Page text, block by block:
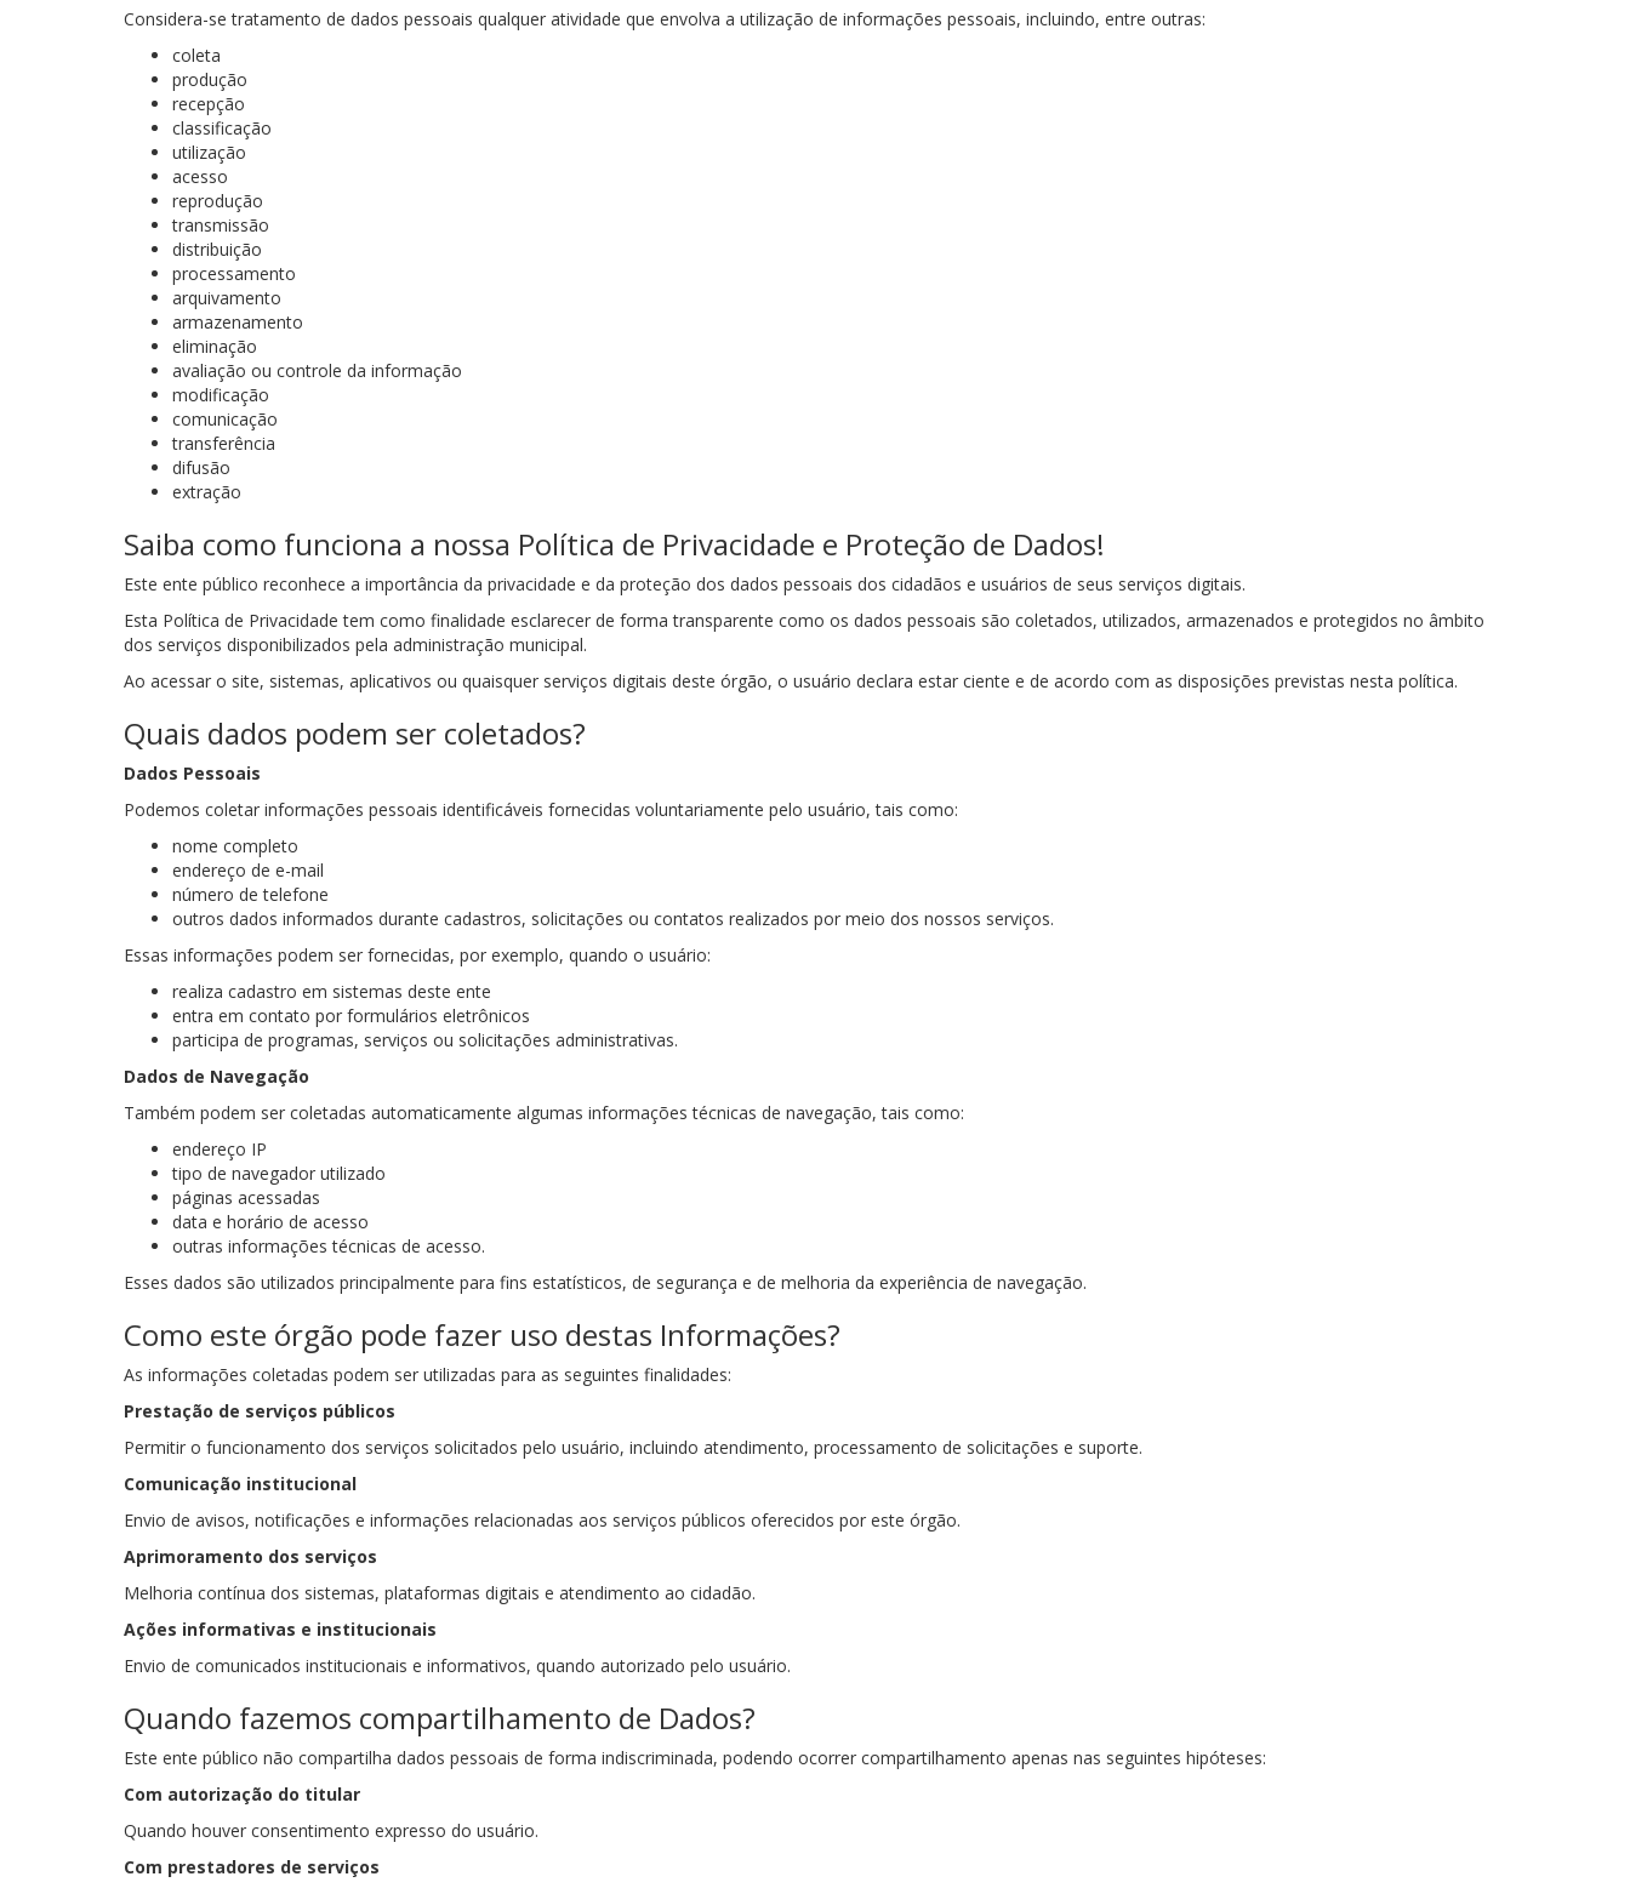
Considera-se tratamento de dados pessoais qualquer atividade que envolva a utilização de informações pessoais, incluindo, entre outras:
coleta
produção
recepção
classificação
utilização
acesso
reprodução
transmissão
distribuição
processamento
arquivamento
armazenamento
eliminação
avaliação ou controle da informação
modificação
comunicação
transferência
difusão
extração
Saiba como funciona a nossa Política de Privacidade e Proteção de Dados!
Este ente público reconhece a importância da privacidade e da proteção dos dados pessoais dos cidadãos e usuários de seus serviços digitais.
Esta Política de Privacidade tem como finalidade esclarecer de forma transparente como os dados pessoais são coletados, utilizados, armazenados e protegidos no âmbito
dos serviços disponibilizados pela administração municipal.
Ao acessar o site, sistemas, aplicativos ou quaisquer serviços digitais deste órgão, o usuário declara estar ciente e de acordo com as disposições previstas nesta política.
Quais dados podem ser coletados?
Dados Pessoais
Podemos coletar informações pessoais identificáveis fornecidas voluntariamente pelo usuário, tais como:
nome completo
endereço de e-mail
número de telefone
outros dados informados durante cadastros, solicitações ou contatos realizados por meio dos nossos serviços.
Essas informações podem ser fornecidas, por exemplo, quando o usuário:
realiza cadastro em sistemas deste ente
entra em contato por formulários eletrônicos
participa de programas, serviços ou solicitações administrativas.
Dados de Navegação
Também podem ser coletadas automaticamente algumas informações técnicas de navegação, tais como:
endereço IP
tipo de navegador utilizado
páginas acessadas
data e horário de acesso
outras informações técnicas de acesso.
Esses dados são utilizados principalmente para fins estatísticos, de segurança e de melhoria da experiência de navegação.
Como este órgão pode fazer uso destas Informações?
As informações coletadas podem ser utilizadas para as seguintes finalidades:
Prestação de serviços públicos
Permitir o funcionamento dos serviços solicitados pelo usuário, incluindo atendimento, processamento de solicitações e suporte.
Comunicação institucional
Envio de avisos, notificações e informações relacionadas aos serviços públicos oferecidos por este órgão.
Aprimoramento dos serviços
Melhoria contínua dos sistemas, plataformas digitais e atendimento ao cidadão.
Ações informativas e institucionais
Envio de comunicados institucionais e informativos, quando autorizado pelo usuário.
Quando fazemos compartilhamento de Dados?
Este ente público não compartilha dados pessoais de forma indiscriminada, podendo ocorrer compartilhamento apenas nas seguintes hipóteses:
Com autorização do titular
Quando houver consentimento expresso do usuário.
Com prestadores de serviços